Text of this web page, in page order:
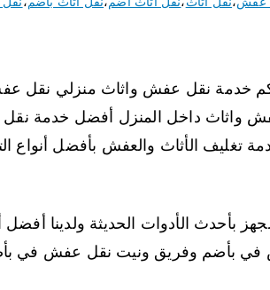
خدمة نقل عفش واثاث منزلي نقل
واثاث داخل المنزل أفضل خدمة
تغليف الأثاث والعفش بأفضل أنواع
بأحدث الأدوات الحديثة ولدينا
بأضم وفريق ونيت نقل عفش في